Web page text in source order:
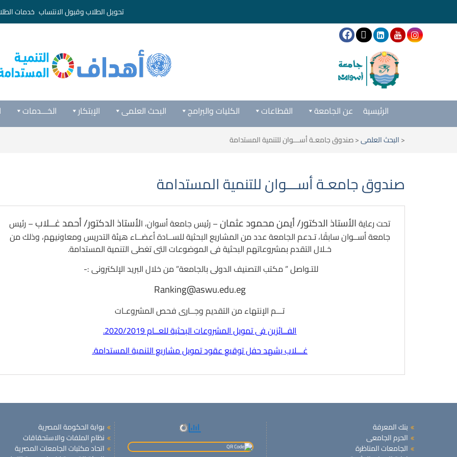
تحويل الطلاب وقبول الانتساب خدمات
الخـــدمات الإبتكار البحث العلمى الكليات والبرامج القطاعات عن الجامعة الرئيسية
<البحث العلمى<صندوق جامعـة أســـوان للتنمية المستدامة
صندوق جامعـة أســـوان للتنمية المستدامة
تحت رعايةالأستاذ الدكتور/ أيمن محمود عثمان– رئيس جامعة أسوان، الأستاذ الدكتور/ أحمد غــلاب– رئيس
جامعة أســوان سابقًا، تـدعم الجامعة عدد من المشاريع البحثية للســادة أعضــاء هيئة التدريس ومعاونيهم، وذلك من
خـلال التقدم بمشروعاتهم البحثية فى الموضوعات التى تغطى التنمية المستدامة.
للتـواصل ” مكتب التصنيف الدولى بالجامعة” من خلال البريد الإلكترونى :-
Ranking@aswu.edu.eg
تـــم الإنتهاء من التقديم وجــارى فحص المشروعـات
الفــائزين فى تمويل المشروعات البحثية للعــام 2020/2019.
غـــلاب يشهد حفل توقيع عقود تمويل مشاريع التنمية المستدامة.
بوابة الحكومة المصرية
نظام الملفات والاستحقاقات
اتحاد مكتبات الجامعات المصرية
بنك المعرفة
الحرم الجامعى
الجامعات المناظرة